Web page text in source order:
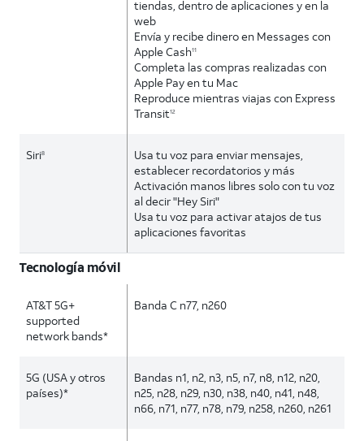
tiendas, dentro de aplicaciones y en la
web
Envía y recibe dinero en Messages con
Apple Cash11
Completa las compras realizadas con
Apple Pay en tu Mac
Reproduce mientras viajas con Express
Transit12
Siri8
Usa tu voz para enviar mensajes,
establecer recordatorios y más
Activación manos libres solo con tu voz
al decir "Hey Siri"
Usa tu voz para activar atajos de tus
aplicaciones favoritas
Tecnología móvil
AT&T 5G+
supported
network bands*
Banda C n77, n260
5G (USA y otros
países)*
Bandas n1, n2, n3, n5, n7, n8, n12, n20,
n25, n28, n29, n30, n38, n40, n41, n48,
n66, n71, n77, n78, n79, n258, n260, n261